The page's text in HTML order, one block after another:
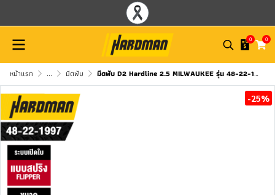
0 0
หน้าแรก ... มีดพับ มีดพับ D2 Hardline 2.5 MILWAUKEE รุ่น 48-22-1997
-25%